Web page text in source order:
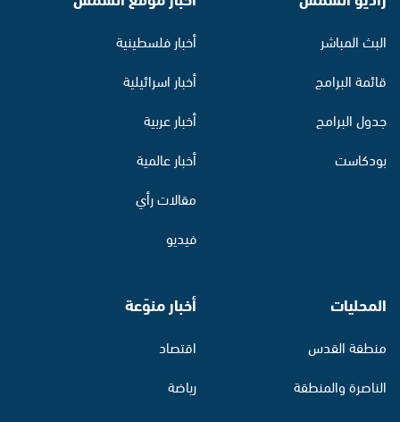
البث المباشر
قائمة البرامج
جدول البرامج
بودكاست
أخبار فلسطينية
أخبار اسرائيلية
أخبار عربية
أخبار عالمية
مقالات رأي
فيديو
المحليات
منطقة القدس
الناصرة والمنطقة
أخبار منوّعة
اقتصاد
رياضة